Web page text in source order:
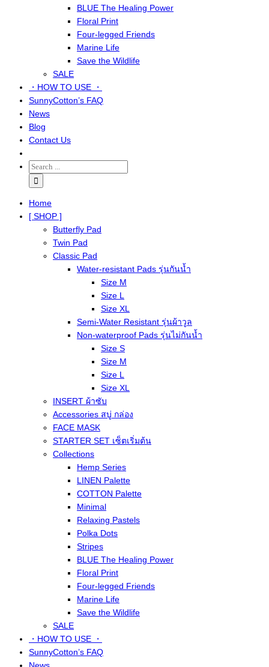
BLUE The Healing Power
Floral Print
Four-legged Friends
Marine Life
Save the Wildlife
SALE
・HOW TO USE ・
SunnyCotton’s FAQ
News
Blog
Contact Us
Home
[ SHOP ]
Butterfly Pad
Twin Pad
Classic Pad
Water-resistant Pads รุ่นกันน้ำ
Size M
Size L
Size XL
Semi-Water Resistant รุ่นผ้าวูล
Non-waterproof Pads รุ่นไม่กันน้ำ
Size S
Size M
Size L
Size XL
INSERT ผ้าซับ
Accessories สบู่ กล่อง
FACE MASK
STARTER SET เซ็ตเริ่มต้น
Collections
Hemp Series
LINEN Palette
COTTON Palette
Minimal
Relaxing Pastels
Polka Dots
Stripes
BLUE The Healing Power
Floral Print
Four-legged Friends
Marine Life
Save the Wildlife
SALE
・HOW TO USE ・
SunnyCotton’s FAQ